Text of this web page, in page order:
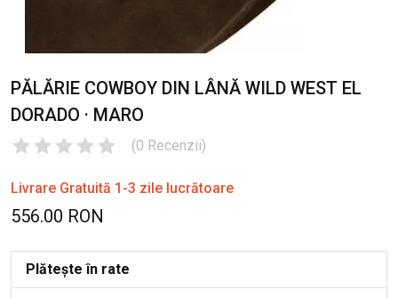
PĂLĂRIE COWBOY DIN LÂNĂ WILD WEST EL
DORADO · MARO
(0 Recenzii)
Livrare Gratuită 1-3 zile lucrătoare
556.00 RON
Plătește în rate